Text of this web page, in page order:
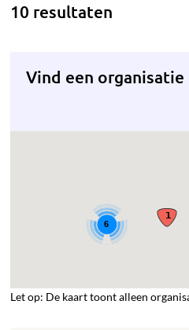
10 resultaten
Vind een
6
Let op: De kaart toont alleen